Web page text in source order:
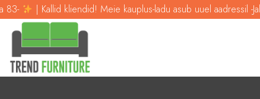
kliendid! Meie kauplus-ladu asub uuel aadressil -Jalaka 83-